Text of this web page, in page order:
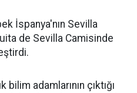
İspanya'nın Sevilla
de Sevilla Camisinde
adamlarının çıktığı